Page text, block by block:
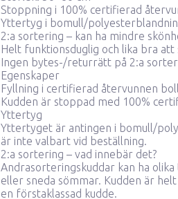
Stoppning i 100% certifierad
Yttertyg i bomull/
2:a sortering – kan ha mindre
Helt funktionsduglig och lika bra
Ingen bytes-/returrätt på 2:a
Egenskaper
Fyllning i certifierad återvunnen
Kudden är stoppad med 100%
Yttertyg
Yttertyget är antingen i bomull/
är inte valbart vid beställning.
2:a sortering – vad innebär det?
Andrasorteringskuddar kan ha
eller sneda sömmar. Kudden är
en förstaklassad kudde.